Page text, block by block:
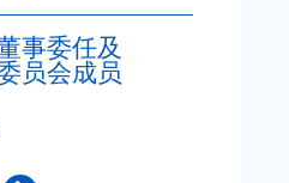
事委任及
员会成员